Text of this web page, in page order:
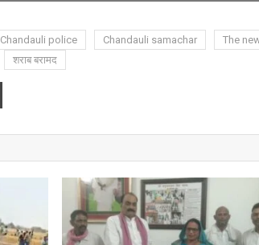
Chandauli police Chandauli samachar The
शराब बरामद